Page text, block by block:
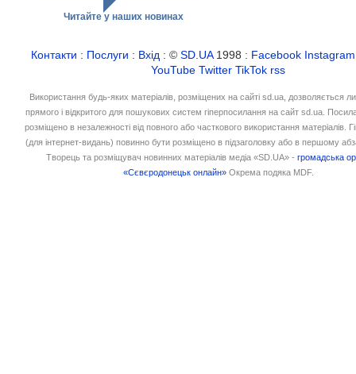
Читайте у наших новинах
Контакти : Послуги : Вхід : ©SD.UA1998 : Facebook Instagram
YouTube Twitter TikTok rss
Використання будь-яких матеріалів, розміщених на сайті sd.ua, дозволяється
прямого і відкритого для пошукових систем гіперпосилання на сайт sd.ua.
розміщено в незалежності від повного або часткового використання матеріалів.
(для інтернет-видань) повинно бути розміщено в підзаголовку або в першому
Творець та розміщувач новинних матеріалів медіа «SD.UA» -громадська
«Сєвєродонецьк онлайн» Окрема подяка MDF.